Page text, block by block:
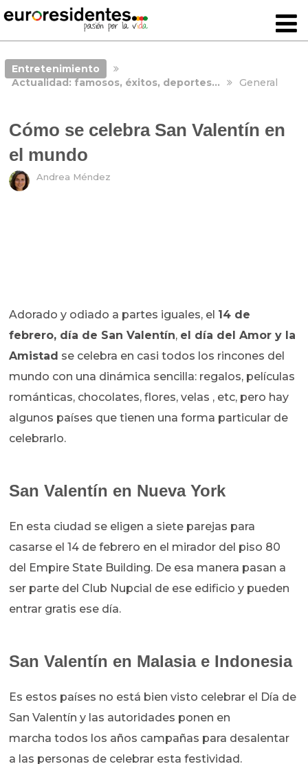
Entretenimiento
Actualidad: famosos, éxitos, deportes…
General
Cómo se celebra San Valentín en
el mundo
Andrea Méndez
Adorado y odiado a partes iguales, el 14 de
febrero, día de San Valentín, el día del Amor y la
Amistad se celebra en casi todos los rincones del
mundo con una dinámica sencilla: regalos, películas
románticas, chocolates, flores, velas , etc, pero hay
algunos países que tienen una forma particular de
celebrarlo.
San Valentín en Nueva York
En esta ciudad se eligen a siete parejas para
casarse el 14 de febrero en el mirador del piso 80
del Empire State Building. De esa manera pasan a
ser parte del Club Nupcial de ese edificio y pueden
entrar gratis ese día.
San Valentín en Malasia e Indonesia
Es estos países no está bien visto celebrar el Día de
San Valentín y las autoridades ponen en
marcha todos los años campañas para desalentar
a las personas de celebrar esta festividad.